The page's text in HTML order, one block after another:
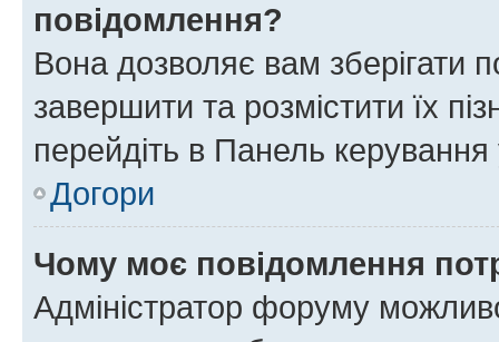
повідомлення?
Вона дозволяє вам зберігати
завершити та розмістити їх
перейдіть в Панель керування
Догори
Чому моє повідомлення
Адміністратор форуму